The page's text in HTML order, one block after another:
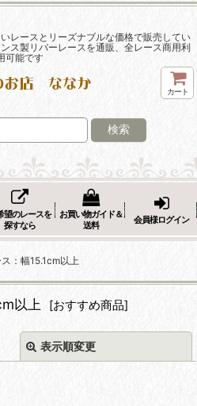
レースとリーズナブルな価格で販売してい
ス製リバーレースを通販、全レース商用利
可能です
カート
検索
望のレースを
探すなら
お買い物ガイド＆
送料
会員様ログイン
：幅15.1cm以上
以上 [おすすめ商品]
表示順変更